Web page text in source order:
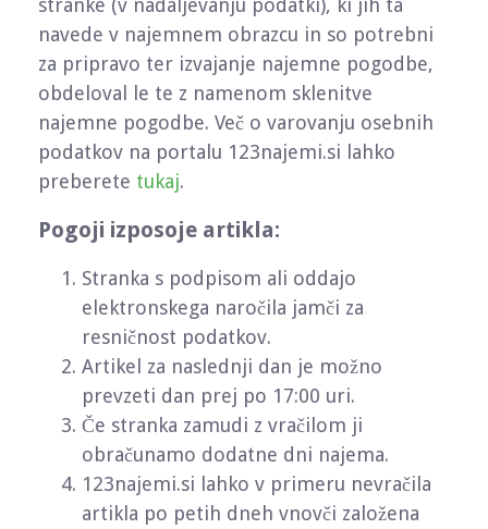
stranke (v nadaljevanju podatki), ki jih ta
navede v najemnem obrazcu in so potrebni
za pripravo ter izvajanje najemne pogodbe,
obdeloval le te z namenom sklenitve
najemne pogodbe. Več o varovanju osebnih
podatkov na portalu 123najemi.si lahko
preberete tukaj.
Pogoji izposoje artikla:
Stranka s podpisom ali oddajo
elektronskega naročila jamči za
resničnost podatkov.
Artikel za naslednji dan je možno
prevzeti dan prej po 17:00 uri.
Če stranka zamudi z vračilom ji
obračunamo dodatne dni najema.
123najemi.si lahko v primeru nevračila
artikla po petih dneh vnovči založena